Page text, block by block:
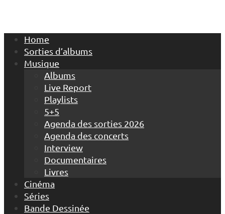
Home
Sorties d’albums
Musique
Albums
Live Report
Playlists
5+5
Agenda des sorties 2026
Agenda des concerts
Interview
Documentaires
Livres
Cinéma
Séries
Bande Dessinée